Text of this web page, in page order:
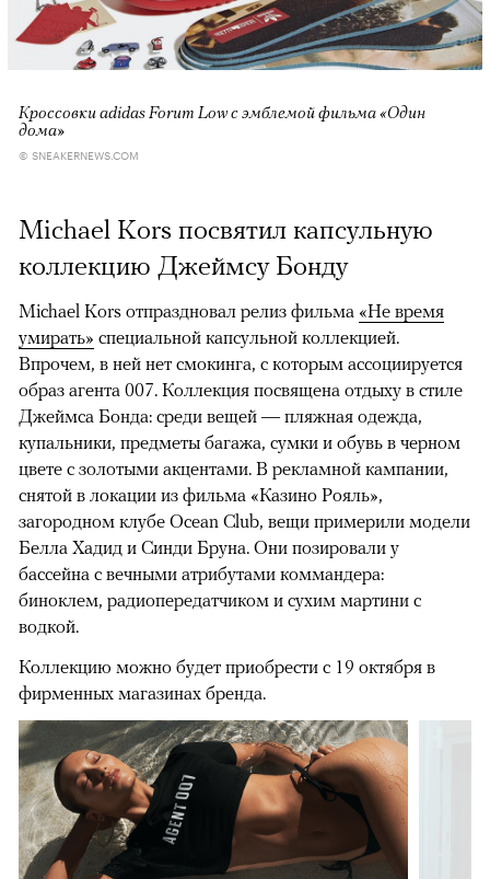
Кроссовки adidas Forum Low с эмблемой фильма «Один
дома»
© SNEAKERNEWS.COM
Michael Kors посвятил капсульную
коллекцию Джеймсу Бонду
Michael Kors отпраздновал релиз фильма «Не время
умирать» специальной капсульной коллекцией.
Впрочем, в ней нет смокинга, с которым ассоциируется
образ агента 007. Коллекция посвящена отдыху в стиле
Джеймса Бонда: среди вещей — пляжная одежда,
купальники, предметы багажа, сумки и обувь в черном
цвете с золотыми акцентами. В рекламной кампании,
снятой в локации из фильма «Казино Рояль»,
загородном клубе Ocean Club, вещи примерили модели
Белла Хадид и Синди Бруна. Они позировали у
бассейна с вечными атрибутами коммандера:
биноклем, радиопередатчиком и сухим мартини с
водкой.
Коллекцию можно будет приобрести с 19 октября в
фирменных магазинах бренда.